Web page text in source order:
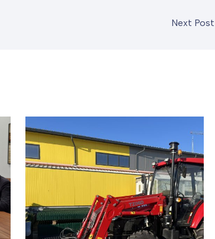
Next Post